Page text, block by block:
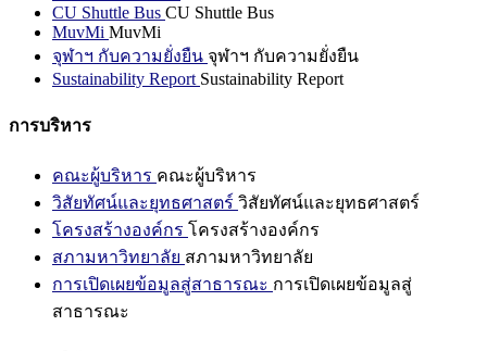
CU Shuttle Bus CU Shuttle Bus
MuvMi MuvMi
จุฬาฯ กับความยั่งยืน จุฬาฯ กับความยั่งยืน
Sustainability Report Sustainability Report
การบริหาร
คณะผู้บริหาร คณะผู้บริหาร
วิสัยทัศน์และยุทธศาสตร์ วิสัยทัศน์และยุทธศาสตร์
โครงสร้างองค์กร โครงสร้างองค์กร
สภามหาวิทยาลัย สภามหาวิทยาลัย
การเปิดเผยข้อมูลสู่สาธารณะ การเปิดเผยข้อมูลสู่
สาธารณะ